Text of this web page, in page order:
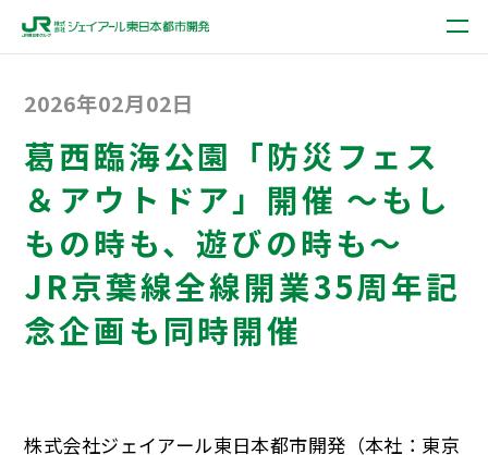
2026年02月02日
葛西臨海公園「防災フェス
＆アウトドア」開催 ～もし
もの時も、遊びの時も～
JR京葉線全線開業35周年記
念企画も同時開催
株式会社ジェイアール東日本都市開発（本社：東京